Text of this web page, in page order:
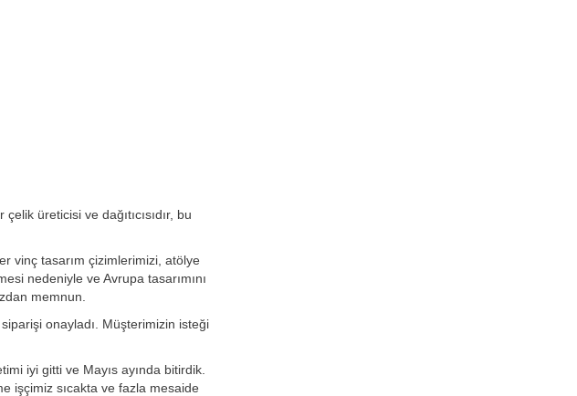
üreticisi ve dağıtıcısıdır, bu
vinç tasarım çizimlerimizi, atölye
nedeniyle ve Avrupa tasarımını
memnun.
onayladı. Müşterimizin isteği
iyi gitti ve Mayıs ayında bitirdik.
işçimiz sıcakta ve fazla mesaide